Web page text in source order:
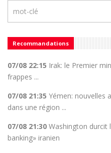
Recommandations
07/08 22:15 Irak: le Premier
frappes ...
07/08 21:35 Yémen: nouvelles
dans une région ...
07/08 21:30 Washington durcit
banking» iranien